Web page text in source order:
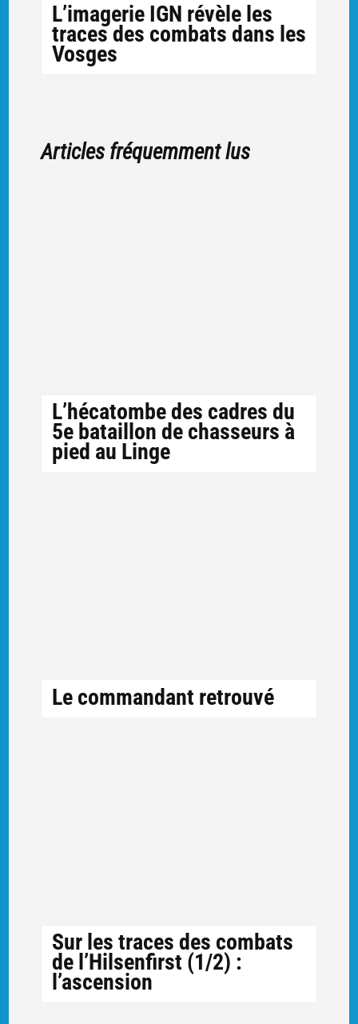
L’imagerie IGN révèle les
traces des combats dans les
Vosges
Articles fréquemment lus
L’hécatombe des cadres du
5e bataillon de chasseurs à
pied au Linge
Le commandant retrouvé
Sur les traces des combats
de l’Hilsenfirst (1/2) :
l’ascension